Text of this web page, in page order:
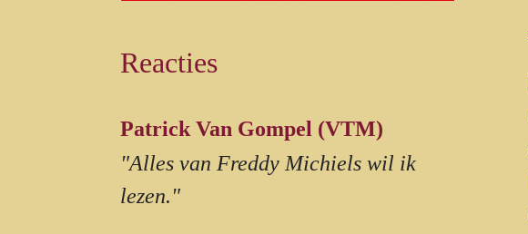
Reacties
Patrick Van Gompel (VTM)
"Alles van Freddy Michiels wil ik
lezen."